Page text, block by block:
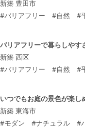
新築 豊田市
#バリアフリー #自然 #
バリアフリーで暮らしやす
新築 西区
#バリアフリー #自然 #
いつでもお庭の景色が楽し
新築 東海市
#モダン #ナチュラル #